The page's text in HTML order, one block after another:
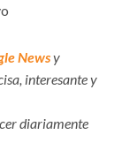
Newsy
interesante y
diariamente